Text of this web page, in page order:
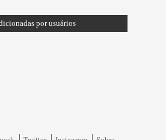
por usuários